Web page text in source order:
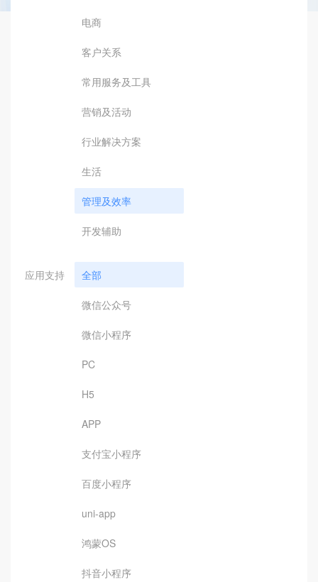
电商
客户关系
常用服务及工具
营销及活动
行业解决方案
生活
管理及效率
开发辅助
应用支持 全部
微信公众号
微信小程序
PC
H5
APP
支付宝小程序
百度小程序
uni-app
鸿蒙OS
抖音小程序